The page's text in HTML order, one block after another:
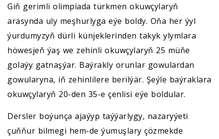
Giň gerimli olimpiada türkmen okuwçylaryň
arasynda uly meşhurlyga eýe boldy. Oňa her ýyl
ýurdumyzyň dürli künjeklerinden takyk ylymlara
höwesjeň ýaş we zehinli okuwçylaryň 25 müňe
golaýy gatnaşýar. Baýrakly orunlar gowulardan
gowularyna, iň zehinlilere berilýär. Şeýle baýraklara
okuwçylaryň 20-den 35-e çenlisi eýe boldular.
Dersler boýunça ajaýyp taýýarlygy, nazaryýeti
çuňňur bilmegi hem-de ýumuşlary çözmekde